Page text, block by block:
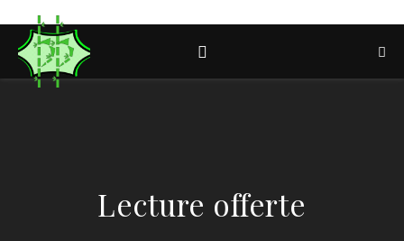
Lecture offerte